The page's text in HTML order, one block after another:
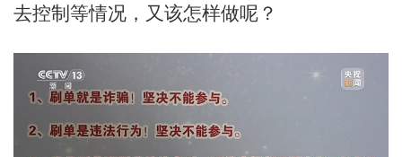
去控制等情况，又该怎样做呢？